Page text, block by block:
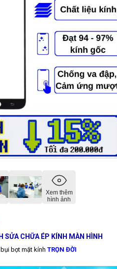
Xem thêm
hình ảnh
SỬA CHỮA ÉP KÍNH MÀN HÌNH
bọt mặt kính TRỌN ĐỜI